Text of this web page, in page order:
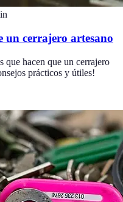
un cerrajero artesano
que hacen que un cerrajero
prácticos y útiles!